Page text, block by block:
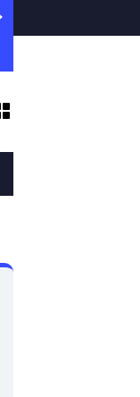
Siapkan